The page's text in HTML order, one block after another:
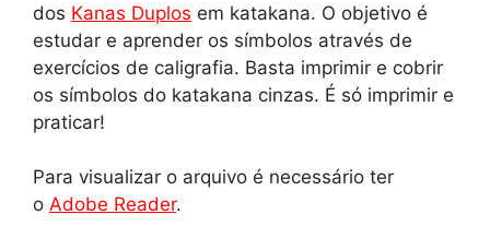
dos Kanas Duplos em katakana. O objetivo é
estudar e aprender os símbolos através de
exercícios de caligrafia. Basta imprimir e cobrir
os símbolos do katakana cinzas. É só imprimir e
praticar!
Para visualizar o arquivo é necessário ter
o Adobe Reader.